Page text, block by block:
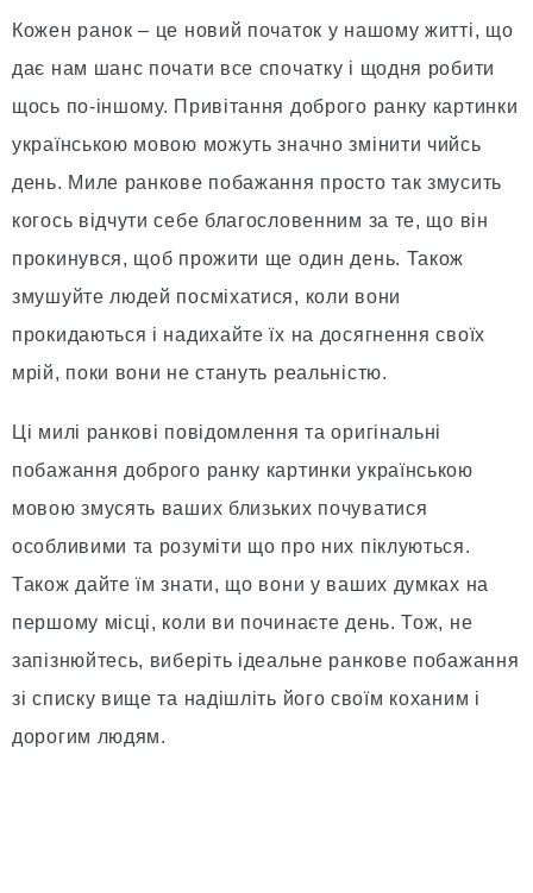
Кожен ранок – це новий початок у нашому житті, що
дає нам шанс почати все спочатку і щодня робити
щось по-іншому. Привітання доброго ранку картинки
українською мовою можуть значно змінити чийсь
день. Миле ранкове побажання просто так змусить
когось відчути себе благословенним за те, що він
прокинувся, щоб прожити ще один день. Також
змушуйте людей посміхатися, коли вони
прокидаються і надихайте їх на досягнення своїх
мрій, поки вони не стануть реальністю.
Ці милі ранкові повідомлення та оригінальні
побажання доброго ранку картинки українською
мовою змусять ваших близьких почуватися
особливими та розуміти що про них піклуються.
Також дайте їм знати, що вони у ваших думках на
першому місці, коли ви починаєте день. Тож, не
запізнюйтесь, виберіть ідеальне ранкове побажання
зі списку вище та надішліть його своїм коханим і
дорогим людям.